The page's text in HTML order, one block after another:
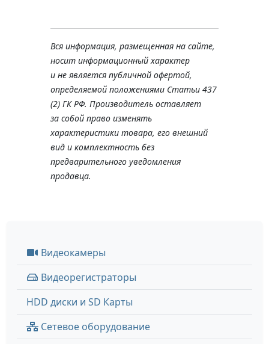
Вся информация, размещенная на сайте,
носит информационный характер
и не является публичной офертой,
определяемой положениями Статьи 437
(2) ГК РФ. Производитель оставляет
за собой право изменять
характеристики товара, его внешний
вид и комплектность без
предварительного уведомления
продавца.
Видеокамеры
Видеорегистраторы
HDD диски и SD Карты
Сетевое оборудование